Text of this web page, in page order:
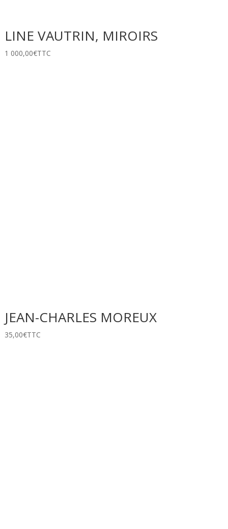
LINE VAUTRIN, MIROIRS
1 000,00€TTC
JEAN-CHARLES MOREUX
35,00€TTC